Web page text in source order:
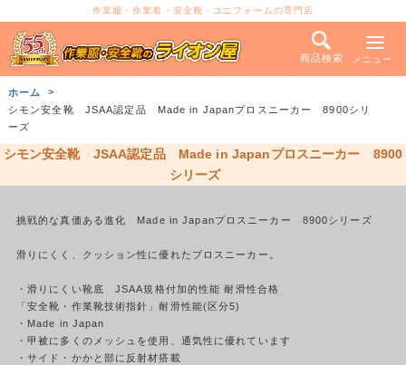
作業服・作業着・安全靴・ユニフォームの専門店
商品検索 メニュー
ホーム
シモン安全靴 JSAA認定品 Made in Japanプロスニーカー 8900シリ
ーズ
シモン安全靴 JSAA認定品 Made in Japanプロスニーカー 8900
シリーズ
挑戦的な真価ある進化 Made in Japanプロスニーカー 8900シリーズ
滑りにくく、クッション性に優れたプロスニーカー。
・滑りにくい靴底 JSAA規格付加的性能 耐滑性合格
「安全靴・作業靴技術指針」耐滑性能(区分5)
・Made in Japan
・甲被に多くのメッシュを使用、通気性に優れています
・サイド・かかと部に反射材搭載